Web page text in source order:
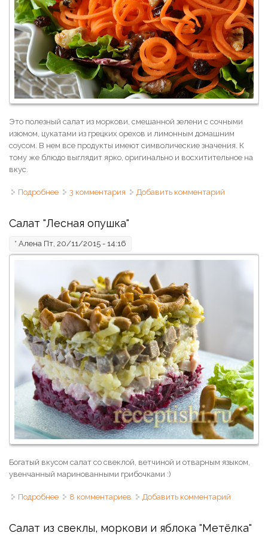
Это полезный салат из моркови, смешанной зелени с сочными
изюмом, цукатами из грецких орехов и лимонным домашним
соусом. В нем все продукты имеют символические значения. К
тому же блюдо выглядит ярко, оригинально и восхитительное на
вкус.
Подробнее о Салат из моркови с дижонским соусом
3 комментария Добавить комментарий
Салат "Лесная опушка"
* Алена Пт, 20/11/2015 - 14:16
Богатый вкусом салат со свеклой, ветчиной и отварным языком,
увенчанный маринованными грибочками :)
Подробнее о Салат "Лесная опушка"
8 комментариев Добавить комментарий
Салат из свеклы, моркови и яблока "Метёлка"